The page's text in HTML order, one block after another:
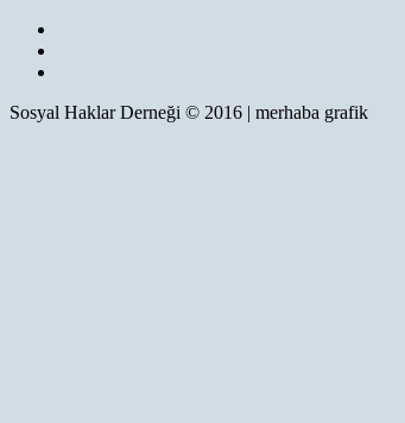
Sosyal Haklar Derneği © 2016 | merhaba grafik